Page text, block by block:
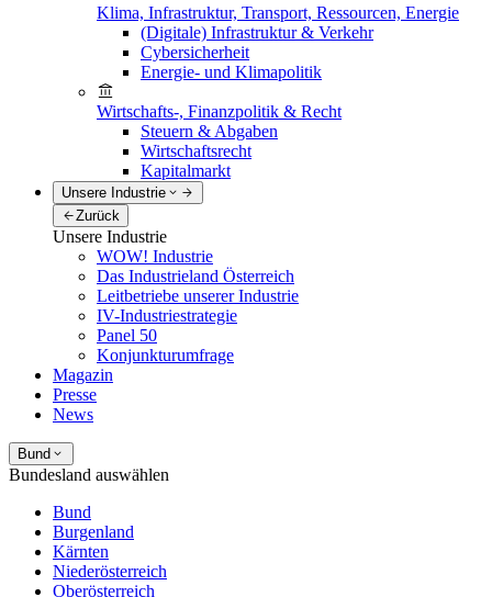
Klima, Infrastruktur, Transport, Ressourcen, Energie
(Digitale) Infrastruktur & Verkehr
Cybersicherheit
Energie- und Klimapolitik
Wirtschafts-, Finanzpolitik & Recht
Steuern & Abgaben
Wirtschaftsrecht
Kapitalmarkt
Unsere Industrie
Zurück
Unsere Industrie
WOW! Industrie
Das Industrieland Österreich
Leitbetriebe unserer Industrie
IV-Industriestrategie
Panel 50
Konjunkturumfrage
Magazin
Presse
News
Bund
Bundesland auswählen
Bund
Burgenland
Kärnten
Niederösterreich
Oberösterreich